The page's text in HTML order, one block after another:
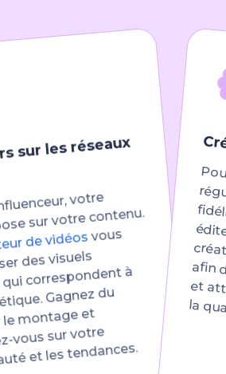
sur les réseaux
votre
sur votre contenu.
de vidéosvous
des visuels
correspondent à
Gagnez du
montage et
vous sur votre
et les tendances.
Pour
créatives adaptées à vos thèmes, afin de garder votre